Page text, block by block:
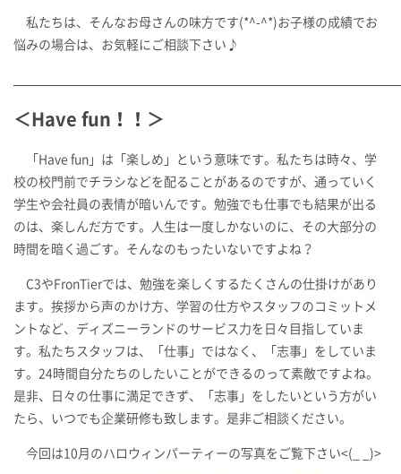
私たちは、そんなお母さんの味方です(*^-^*)お子様の成績でお
悩みの場合は、お気軽にご相談下さい♪
＜Have fun！！＞
「Have fun」は「楽しめ」という意味です。私たちは時々、学
校の校門前でチラシなどを配ることがあるのですが、通っていく
学生や会社員の表情が暗いんです。勉強でも仕事でも結果が出る
のは、楽しんだ方です。人生は一度しかないのに、その大部分の
時間を暗く過ごす。そんなのもったいないですよね？
C3やFronTierでは、勉強を楽しくするたくさんの仕掛けがあり
ます。挨拶から声のかけ方、学習の仕方やスタッフのコミットメ
ントなど、ディズニーランドのサービス力を日々目指していま
す。私たちスタッフは、「仕事」ではなく、「志事」をしていま
す。24時間自分たちのしたいことができるのって素敵ですよね。
是非、日々の仕事に満足できず、「志事」をしたいという方がい
たら、いつでも企業研修も致します。是非ご相談ください。
今回は10月のハロウィンパーティーの写真をご覧下さい<(_ _)>